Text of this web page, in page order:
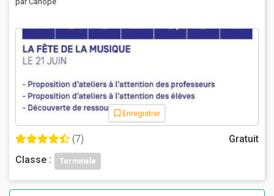
Enregistrer
(7)
Gratuit
Classe :
Terminale